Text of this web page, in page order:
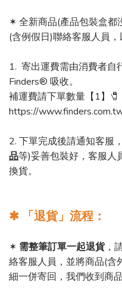
✶ 全新商品(產品包裝盒都
(含例假日)聯絡客服人員，
1. 寄出運費需由消費者自
Finders® 吸收。
補運費請下單數量【1】🧷
https://
2. 下單完成後請通知客服
品等)妥善包裝好，客服人
換貨。
✱ 「退貨」流程：
✶ 需整筆訂單一起退貨，
絡客服人員，並將商品(含
細一併寄回，我們收到商